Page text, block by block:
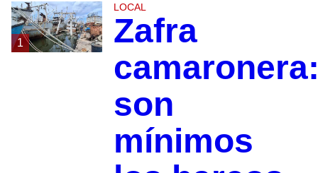
1
LOCAL
Zafra
son
mínimos